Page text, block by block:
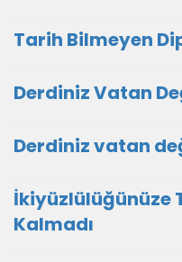
Tarih Bilmeyen
Derdiniz Vatan
Derdiniz vatan
İkiyüzlülüğünüze
Kalmadı